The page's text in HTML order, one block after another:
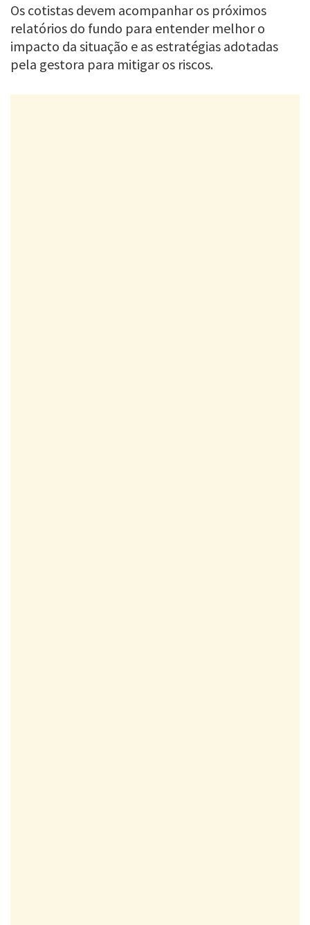
Os cotistas devem acompanhar os próximos
relatórios do fundo para entender melhor o
impacto da situação e as estratégias adotadas
pela gestora para mitigar os riscos.